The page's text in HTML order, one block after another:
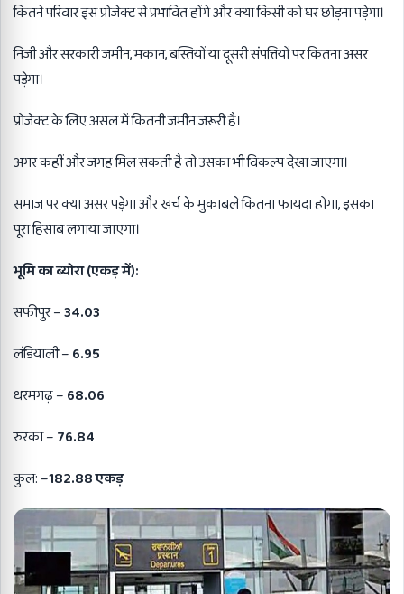
कितने परिवार इस प्रोजेक्ट से प्रभावित होंगे और क्या किसी को घर छोड़ना पड़ेगा।
निजी और सरकारी जमीन, मकान, बस्तियों या दूसरी संपत्तियों पर कितना असर
पड़ेगा।
प्रोजेक्ट के लिए असल में कितनी जमीन जरूरी है।
अगर कहीं और जगह मिल सकती है तो उसका भी विकल्प देखा जाएगा।
समाज पर क्या असर पड़ेगा और खर्च के मुकाबले कितना फायदा होगा, इसका
पूरा हिसाब लगाया जाएगा।
भूमि का ब्योरा (एकड़ में):
सफीपुर –34.03
लंडियाली – 6.95
धरमगढ़ – 68.06
रुरका – 76.84
कुल: –182.88 एकड़